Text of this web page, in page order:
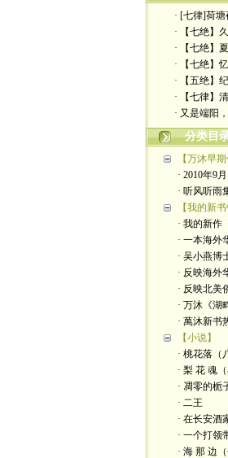
· [七律]荷
· 【七绝】
· 【七绝】
· 【七绝】
· 【五绝】
· ​【七律】
· 又是端阳
分类目
【万沐早
· 2010年9
· 听风听
【我的新书
· 我的新作
· 一本海外
· 吴小燕博
· 反映海外
· 反映北
· 万沐《湖
· 萬沐新书
【小说】
· 桃花落（
· 梨 花 魂（
· 凋零的栀
· 二王
· 在长安酒
· 一个打领
· 海 那 边